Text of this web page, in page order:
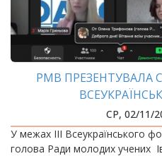
РМВ ПРЕЗЕНТУВАЛА
СР, 02/11/
У межах ІІІ Всеукраїнського
голова Ради молодих учених